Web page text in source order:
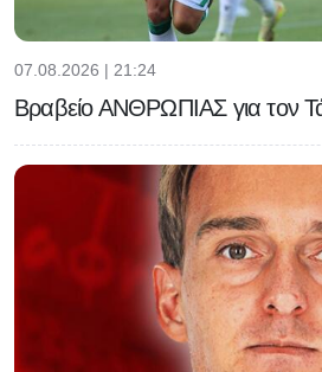
07.08.2026 | 21:24
Βραβείο ΑΝΘΡΩΠΙΑΣ για τον